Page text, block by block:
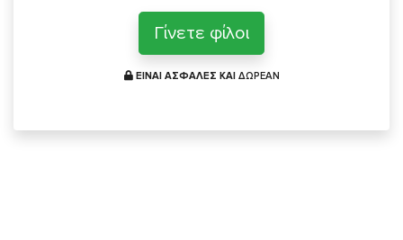
Γίνετε φίλοι
ΕΙΝΑΙ ΑΣΦΑΛΕΣ ΚΑΙ ΔΩΡΕΑΝ